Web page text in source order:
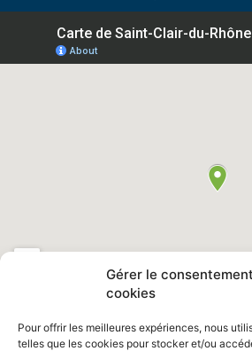
Gérer le
cookies
Pour offrir les meilleures expériences, nous
telles que les cookies pour stocker et/ou